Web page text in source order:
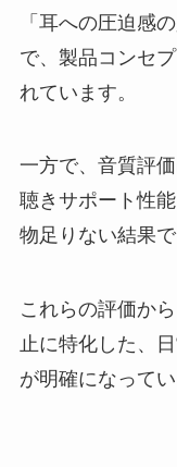
「耳への圧迫感
で、製品コンセ
れています。
一方で、音質評
聴きサポート性
物足りない結果で
これらの評価か
止に特化した、
が明確になってい